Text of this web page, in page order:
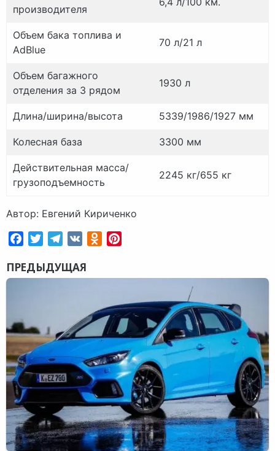
производителя
Объем бака топлива и
AdBlue
70 л/21 л
Объем багажного
отделения за 3 рядом
1930 л
Длина/ширина/высота 5339/1986/1927 мм
Колесная база 3300 мм
Действительная масса/
грузоподъемность
2245 кг/655 кг
Автор: Евгений Кириченко
FacebookTwitterTelegram
VK Odnoklassniki
ПРЕДЫДУЩАЯ